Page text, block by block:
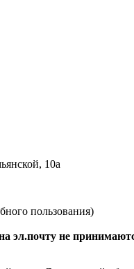
10а
пользования)
не принимаются